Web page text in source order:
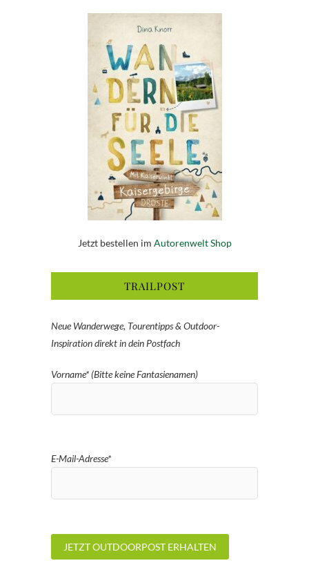
Jetzt bestellen im Autorenwelt Shop
TRAILPOST
Neue Wanderwege, Tourentipps & Outdoor-
Inspiration direkt in dein Postfach
Vorname* (Bitte keine Fantasienamen)
E-Mail-Adresse*